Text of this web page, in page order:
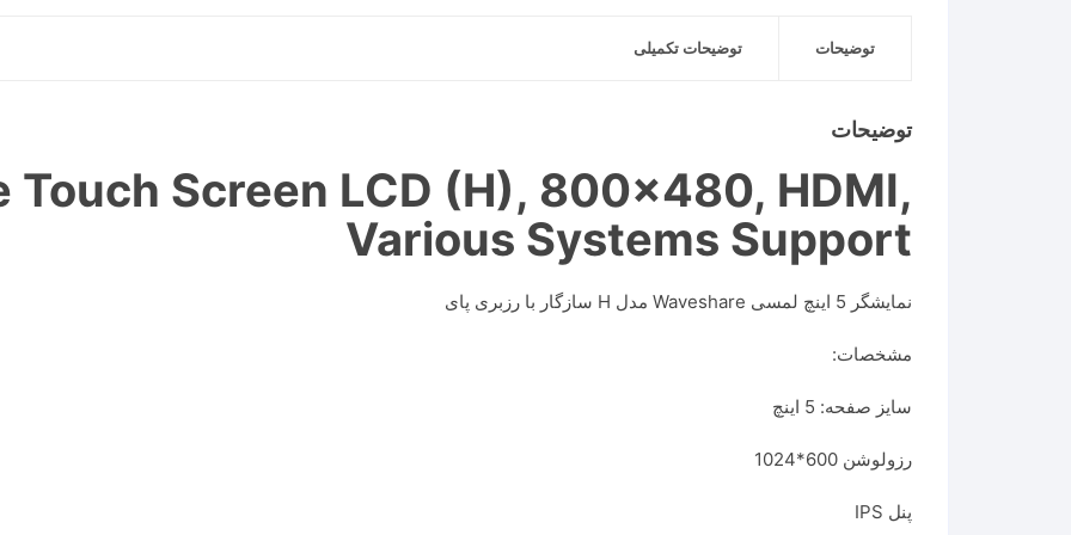
توضیحات توضیحات تکمیلی
توضیحات
Screen LCD (H), 800×480, HDMI,
Various Systems Support
نمایشگر 5 اینچ لمسی Waveshare مدل H سازگار با رزبری پای
مشخصات:
سایز صفحه: 5 اینچ
رزولوشن 600*1024
پنل IPS